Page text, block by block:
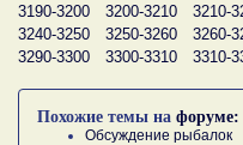
3190-3200
3200-3210 3210-
3240-3250
3250-3260 3260-
3290-3300
3300-3310 3310-
Похожие темы на форуме:
Обсуждение рыбалок